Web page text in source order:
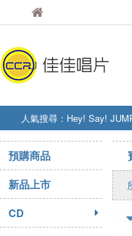
人氣搜尋： Hey! Say!
STRAY KIDS
盧廣仲
預購商品
新品上市
CD